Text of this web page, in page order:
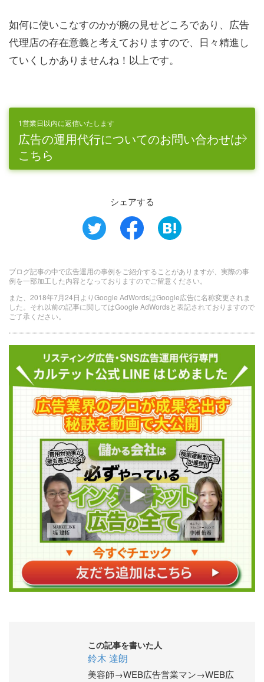
如何に使いこなすのかが腕の見せどころであり、広告
代理店の存在意義と考えておりますので、日々精進し
ていくしかありませんね！以上です。
1営業日以内に返信いたします
広告の運用代行についてのお問い合わせは
こちら
シェアする
ブログ記事の中で広告運用の事例をご紹介することがありますが、実際の事
例を一部加工した内容となっておりますのでご留意ください。
また、2018年7月24日よりGoogle AdWordsはGoogle広告に名称変更されま
した。それ以前の記事に関してはGoogle AdWordsと表記されておりますので
ご了承ください。
この記事を書いた人
鈴木 達朗
美容師→WEB広告営業マン→WEB広